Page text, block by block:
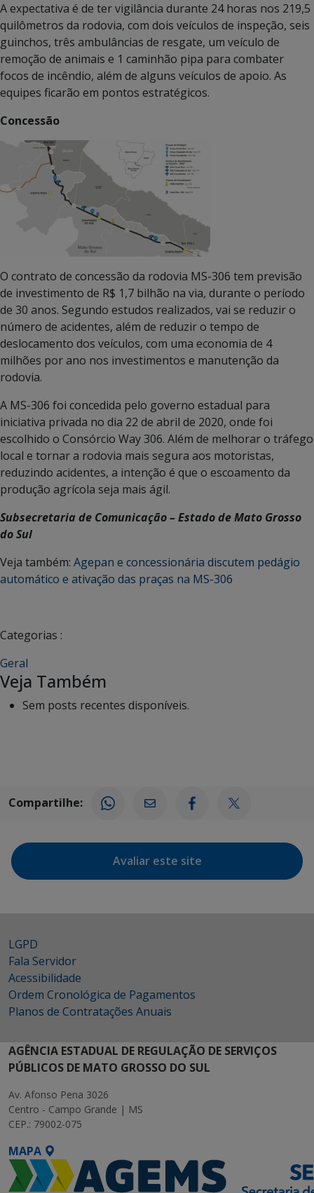
A expectativa é de ter vigilância durante 24 horas nos 219,5
quilômetros da rodovia, com dois veículos de inspeção, seis
guinchos, três ambulâncias de resgate, um veículo de
remoção de animais e 1 caminhão pipa para combater
focos de incêndio, além de alguns veículos de apoio. As
equipes ficarão em pontos estratégicos.
Concessão
O contrato de concessão da rodovia MS-306 tem previsão
de investimento de R$ 1,7 bilhão na via, durante o período
de 30 anos. Segundo estudos realizados, vai se reduzir o
número de acidentes, além de reduzir o tempo de
deslocamento dos veículos, com uma economia de 4
milhões por ano nos investimentos e manutenção da
rodovia.
A MS-306 foi concedida pelo governo estadual para
iniciativa privada no dia 22 de abril de 2020, onde foi
escolhido o Consórcio Way 306. Além de melhorar o tráfego
local e tornar a rodovia mais segura aos motoristas,
reduzindo acidentes, a intenção é que o escoamento da
produção agrícola seja mais ágil.
Subsecretaria de Comunicação – Estado de Mato Grosso
do Sul
Veja também: Agepan e concessionária discutem pedágio
automático e ativação das praças na MS-306
Categorias :
Geral
Veja Também
Sem posts recentes disponíveis.
Compartilhe:
Avaliar este site
LGPD
Fala Servidor
Acessibilidade
Ordem Cronológica de Pagamentos
Planos de Contratações Anuais
AGÊNCIA ESTADUAL DE REGULAÇÃO DE SERVIÇOS
PÚBLICOS DE MATO GROSSO DO SUL
Av. Afonso Pena 3026
Centro - Campo Grande | MS
CEP.: 79002-075
MAPA